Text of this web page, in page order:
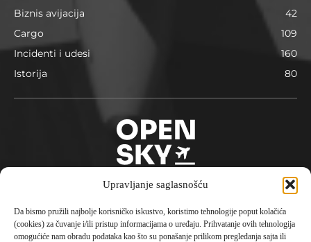
Upravljanje saglasnošću
Da bismo pružili najbolje korisničko iskustvo, koristimo tehnologije poput kolačića
(cookies) za čuvanje i/ili pristup informacijama o uređaju. Prihvatanje ovih tehnologija
omogućiće nam obradu podataka kao što su ponašanje prilikom pregledanja sajta ili
Biznis avijacija
42
Cargo
109
Incidenti i udesi
160
Istorija
80
O nama